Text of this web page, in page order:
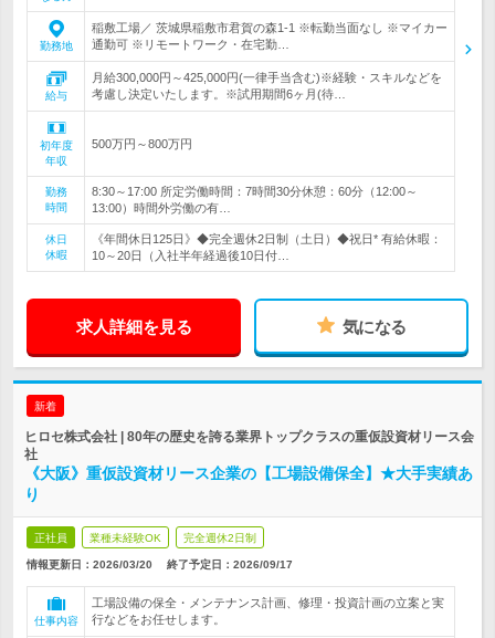
勤務地
稲敷工場／ 茨城県稲敷市君賀の森1‐1 ※転勤当面なし ※マイカー
通勤可 ※リモートワーク・在宅勤…
給与
月給300,000円～425,000円(一律手当含む)※経験・スキルなどを
考慮し決定いたします。※試用期間6ヶ月(待…
初年度
年収
500万円～800万円
勤務
時間
8:30～17:00 所定労働時間：7時間30分休憩：60分（12:00～
13:00）時間外労働の有…
休日
休暇
《年間休日125日》◆完全週休2日制（土日）◆祝日* 有給休暇：
10～20日（入社半年経過後10日付…
求人詳細を見る 気になる
新着
ヒロセ株式会社 | 80年の歴史を誇る業界トップクラスの重仮設資材リース会
社
《大阪》重仮設資材リース企業の【工場設備保全】★大手実績あ
り
正社員 業種未経験OK 完全週休2日制
情報更新日：2026/03/20 終了予定日： 2026/09/17
仕事内容
工場設備の保全・メンテナンス計画、修理・投資計画の立案と実
行などをお任せします。